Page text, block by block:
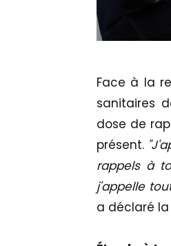
Face à la
sanitaires
dose de
présent.
rappels à
j'appelle
a déclaré la